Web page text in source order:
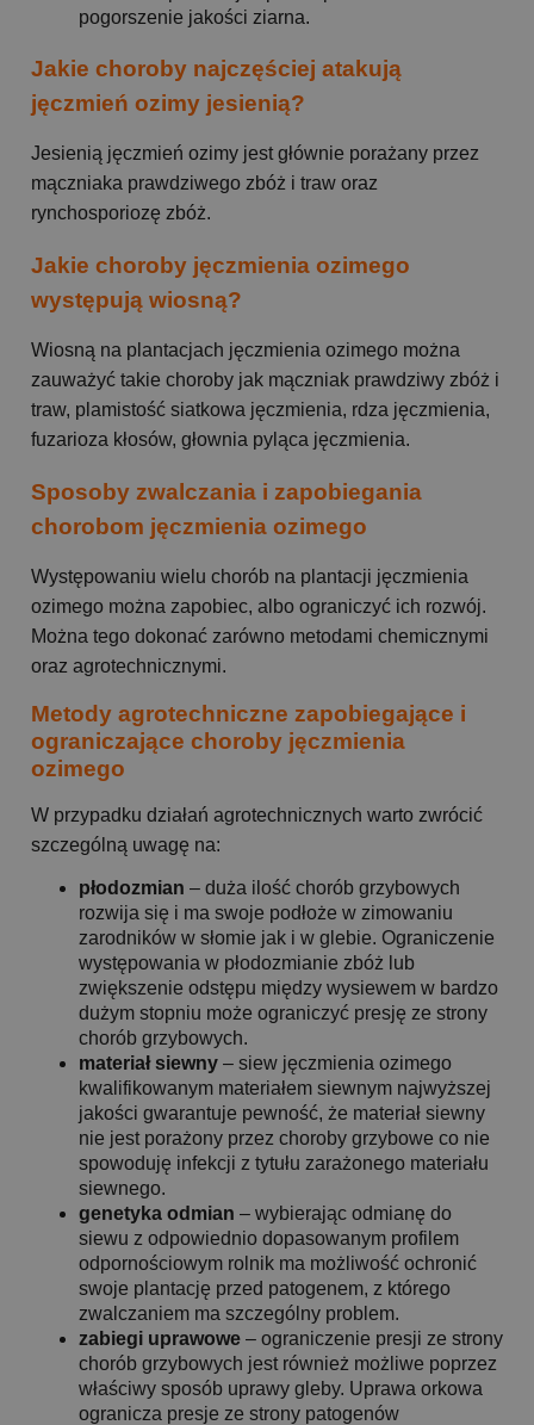
pogorszenie jakości ziarna.
Jakie choroby najczęściej atakują
jęczmień ozimy jesienią?
Jesienią jęczmień ozimy jest głównie porażany przez
mączniaka prawdziwego zbóż i traw oraz
rynchosporiozę zbóż.
Jakie choroby jęczmienia ozimego
występują wiosną?
Wiosną na plantacjach jęczmienia ozimego można
zauważyć takie choroby jak mączniak prawdziwy zbóż i
traw, plamistość siatkowa jęczmienia, rdza jęczmienia,
fuzarioza kłosów, głownia pyląca jęczmienia.
Sposoby zwalczania i zapobiegania
chorobom jęczmienia ozimego
Występowaniu wielu chorób na plantacji jęczmienia
ozimego można zapobiec, albo ograniczyć ich rozwój.
Można tego dokonać zarówno metodami chemicznymi
oraz agrotechnicznymi.
Metody agrotechniczne zapobiegające i
ograniczające choroby jęczmienia
ozimego
W przypadku działań agrotechnicznych warto zwrócić
szczególną uwagę na:
płodozmian – duża ilość chorób grzybowych
rozwija się i ma swoje podłoże w zimowaniu
zarodników w słomie jak i w glebie. Ograniczenie
występowania w płodozmianie zbóż lub
zwiększenie odstępu między wysiewem w bardzo
dużym stopniu może ograniczyć presję ze strony
chorób grzybowych.
materiał siewny – siew jęczmienia ozimego
kwalifikowanym materiałem siewnym najwyższej
jakości gwarantuje pewność, że materiał siewny
nie jest porażony przez choroby grzybowe co nie
spowoduję infekcji z tytułu zarażonego materiału
siewnego.
genetyka odmian – wybierając odmianę do
siewu z odpowiednio dopasowanym profilem
odpornościowym rolnik ma możliwość ochronić
swoje plantację przed patogenem, z którego
zwalczaniem ma szczególny problem.
zabiegi uprawowe – ograniczenie presji ze strony
chorób grzybowych jest również możliwe poprzez
właściwy sposób uprawy gleby. Uprawa orkowa
ogranicza presje ze strony patogenów